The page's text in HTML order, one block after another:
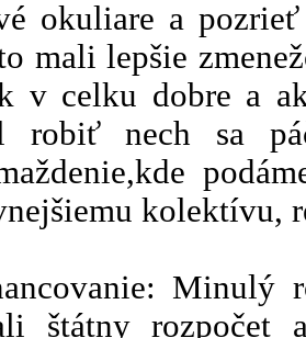
okuliare a
mali lepšie
v celku dobre a
robiť nech sa
kolektívu,
Minulý
štátny rozpočet